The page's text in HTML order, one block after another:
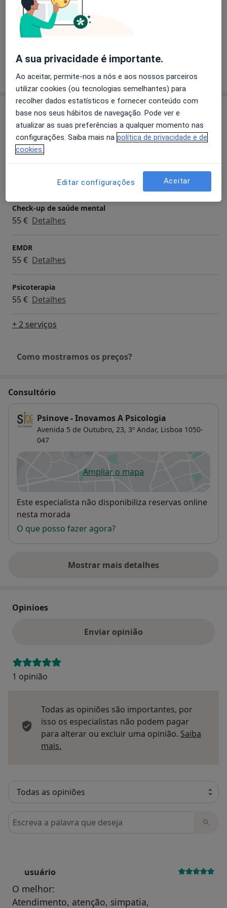
Zen Energy, Auto-Imagem, Prevenir, AtuaLIS, Jornal "O
Baluarte de Santa Maria", portal "Inspire Saúde",
revista online Psicologia na Actualidade
Motivação, Auto-Estima, Gestão de Stress e da
Ansiedade, Comunicação
Dinamização de Grupos Psicoterapêuticos na área do
Desenvolvimento Pessoal e da Optimização de
Recursos
Elaboração de diversos artigos de opinião pública
Transtornos De Estresse Pós-Traumáticos
Transtornos Da Ansiedade
Transtornos De Estresse
Mostrar mais detalhes
sobre a experiência
Serviços e preços
Primeira consulta Psicologia
55 € Detalhes
Detalhes
Check-up de saúde mental
55 € Detalhes
EMDR
55 € Detalhes
Psicoterapia
55 € Detalhes
+ 2 serviços
Como mostramos os preços?
Consultório
Psinove - Inovamos A Psicologia
Avenida 5 de Outubro, 23, 3º Andar, Lisboa 1050-
047
Ampliar o mapaabre num novo separador
Disponibilidade
Este especialista não disponibiliza reservas online
nesta morada
O que posso fazer agora?
Mostrar mais detalhes
sobre o endereço
Opinioes
Enviar opinião
1 opinião
Todas as opiniões são importantes, por
isso os especialistas não podem pagar
para alterar ou excluir uma opinião. Saiba
mais.
Pesquisar em opiniões
usuário
O melhor:
Atendimento, atenção, simpatia,
A sua privacidade é importante.
Ao aceitar, permite-nos a nós e aos nossos parceiros
utilizar cookies (ou tecnologias semelhantes) para
recolher dados estatísticos e fornecer conteúdo com
base nos seus hábitos de navegação. Pode ver e
atualizar as suas preferências a qualquer momento nas
configurações. Saiba mais na política de privacidade e de
cookies.
Editar configurações Aceitar